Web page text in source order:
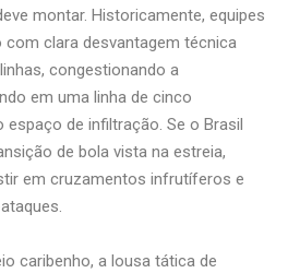
montar. Historicamente, equipes
clara desvantagem técnica
congestionando a
em uma linha de cinco
de infiltração. Se o Brasil
de bola vista na estreia,
em cruzamentos infrutíferos e
caribenho, a lousa tática de